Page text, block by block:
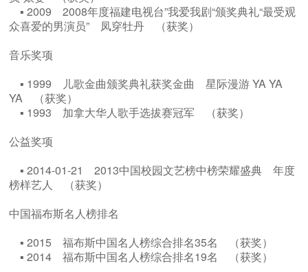
▪ 2009 2008年度福建电视台”我爱我剧“颁奖典礼“最受观
众喜爱的男演员” 凤穿牡丹 （获奖）
音乐奖项
▪ 1999 儿歌金曲颁奖典礼获奖金曲 星际漫游 YA YA
YA （获奖）
▪ 1993 加拿大华人歌手选拔赛冠军 （获奖）
公益奖项
▪ 2014-01-21 2013中国校园文艺榜中榜荣耀盛典 年度
榜样艺人 （获奖）
中国福布斯名人榜排名
▪ 2015 福布斯中国名人榜综合排名35名 （获奖）
▪ 2014 福布斯中国名人榜综合排名19名 （获奖）